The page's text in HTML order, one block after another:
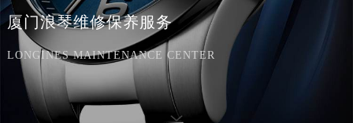
厦门浪琴维修保养服务
LONGINES MAINTENANCE CENTER